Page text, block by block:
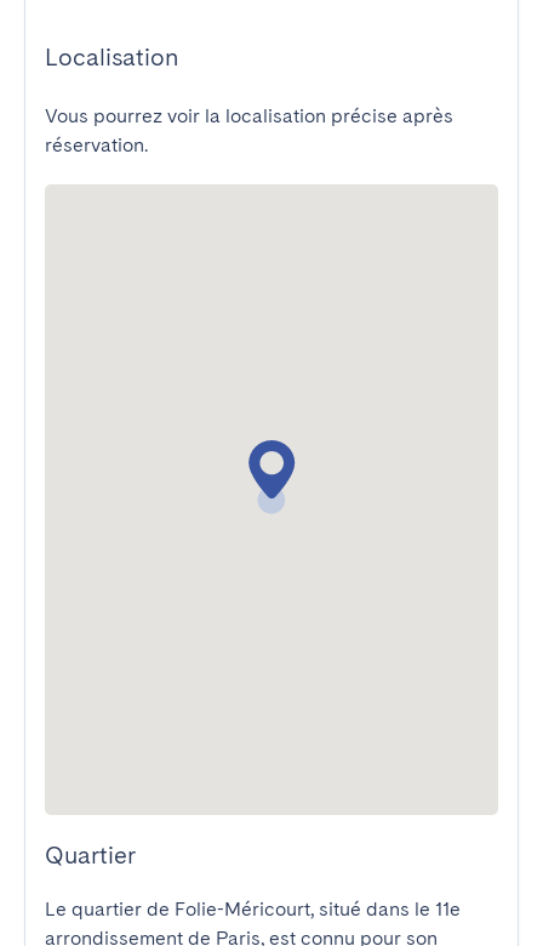
Localisation
Vous pourrez voir la localisation précise après
réservation.
Quartier
Le quartier de Folie-Méricourt, situé dans le 11e
arrondissement de Paris, est connu pour son